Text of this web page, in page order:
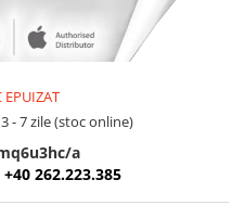
EPUIZAT
3 - 7 zile (stoc online)
a
+40 262.223.385